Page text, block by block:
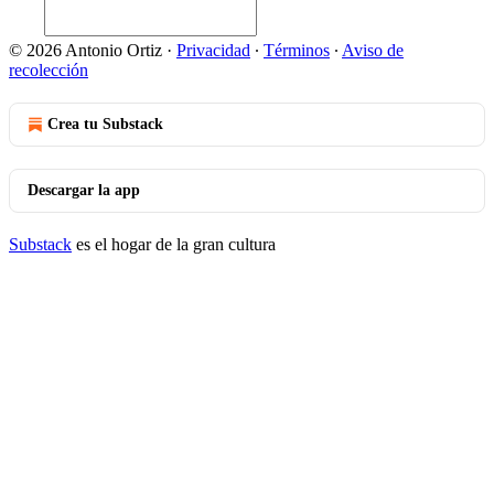
© 2026 Antonio Ortiz · Privacidad ∙ Términos ∙ Aviso de
recolección
Crea tu Substack
Descargar la app
Substack es el hogar de la gran cultura